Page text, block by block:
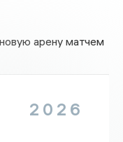
арену матчем
2026